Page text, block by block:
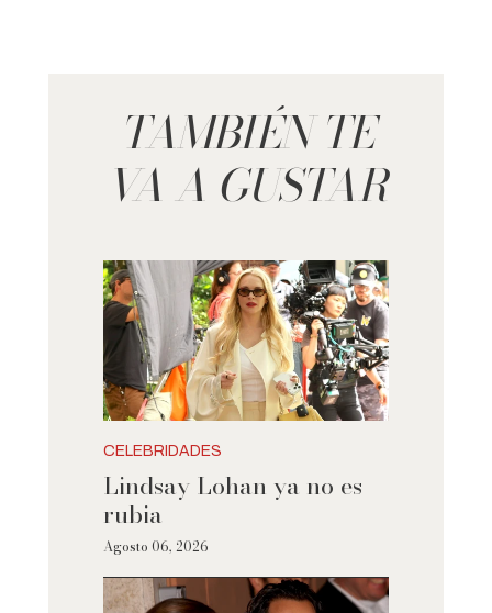
TAMBIÉN TE
VA A GUSTAR
CELEBRIDADES
Lindsay Lohan ya no es
rubia
Agosto 06, 2026